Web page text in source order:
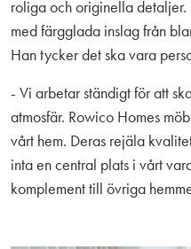
roliga och originella detaljer.
med färgglada inslag från
Han tycker det ska vara
- Vi arbetar ständigt för att
atmosfär. Rowico Homes
vårt hem. Deras rejäla
inta en central plats i vårt
komplement till övriga